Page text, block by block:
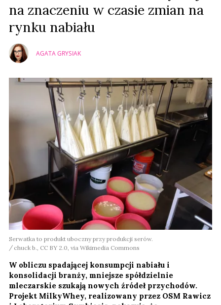
na znaczeniu w czasie zmian na
rynku nabiału
AGATA GRYSIAK
Serwatka to produkt uboczny przy produkcji serów.
chuck b., CC BY 2.0, via Wikimedia Commons
W obliczu spadającej konsumpcji nabiału i
konsolidacji branży, mniejsze spółdzielnie
mleczarskie szukają nowych źródeł przychodów.
Projekt MilkyWhey, realizowany przez OSM Rawicz